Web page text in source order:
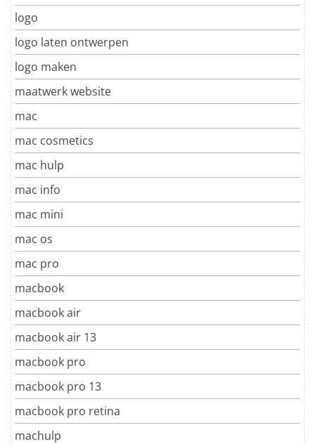
logo
logo laten ontwerpen
logo maken
maatwerk website
mac
mac cosmetics
mac hulp
mac info
mac mini
mac os
mac pro
macbook
macbook air
macbook air 13
macbook pro
macbook pro 13
macbook pro retina
machulp